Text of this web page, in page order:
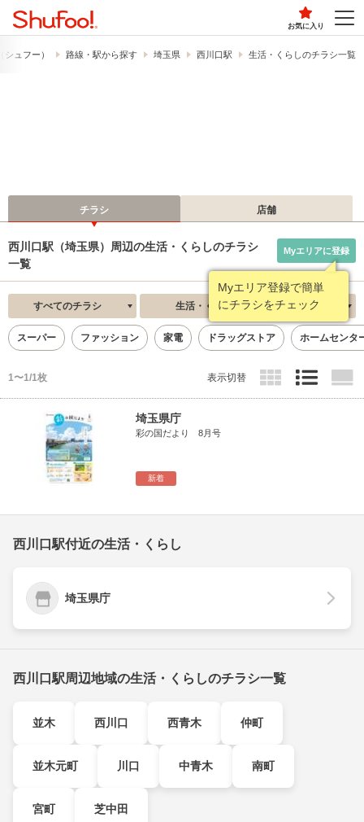
お気に入り
ュフー） 路線・駅から探す 埼玉県 西川口駅 生活・くらしのチラシ一覧
チラシ 店舗
西川口駅（埼玉県）周辺の生活・くらしのチラシ
一覧
Myエリア登録で簡単
にチラシをチェック
Myエリアに登録
すべてのチラシ 生活・くらし 新着順
スーパー ファッション 家電 ドラッグストア ホームセンタ
1〜1/1枚 表示切替
新着
埼玉県庁
彩の国だより 8月号
西川口駅付近の生活・くらし
埼玉県庁
西川口駅周辺地域の生活・くらしのチラシ一覧
並木 西川口 西青木 仲町
並木元町 川口 中青木 南町
宮町 芝中田